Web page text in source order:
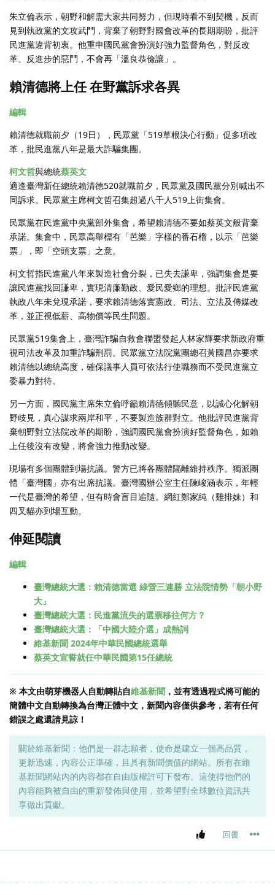
朱立倫表示，朝野和解需大家共同努力，但現時看不到契機，反而
見到執政黨的文攻武鬥，背棄了朝野對國會改革的長期期盼，批評
民進黨違背初衷。他重申國民黨會扮演好強力監督角色，對反改
革、反進步的惡鬥，不會再「溫良恭儉讓」。
賴清德將上任 在野黨訴求各異
編輯
賴清德就職前夕（19日），民眾黨「519草根決心行動」促多項改
革，批民進黨八年是最大詐騙集團。
柯文哲與總統蔡英文
適逢臺灣新任總統賴清德520就職前夕，民眾黨及國民黨分別喊出不
同訴求。民眾黨主席柯文哲召集超過八千人519上街集會。
民眾黨在民進黨中央黨部外集會，希望賴清德不要如蔡英文般背棄
承諾。集會中，民眾高舉標有「芭樂」字樣的番石榴，以示「芭樂
票」，即「空頭支票」之意。
柯文哲指民進黨八年來製造社會分裂，已失去謙卑，強調集會是要
讓民進黨找回謙卑，實現清廉勤政、愛民愛鄉的理想。批評民進黨
執政八年未兌現承諾，要求賴清德落實憲政、司法、立法及傳媒改
革，並正視低薪、高物價等民生問題。
民眾黨519集會上，臺灣詐騙自救會聯盟發起人林家輝要求新政府重
視司法改革及加重詐騙刑罰。民眾黨立法院黨團總召黃國昌亦要求
賴清德以總統高度，確保議事人員可依法行使職務而不受民進黨立
委暴力對待。
另一方面，國民黨主席朱立倫呼籲賴清德傾聽民意，以誠心化解朝
野歧見，真心謀求兩岸和平，不要製造族群對立。他批評民進黨背
棄朝野對立法院改革的期盼，強調國民黨會扮演好監督角色，如賴
上任後沒有改變，將會強力推動改變。
現場有多個團體到場抗議。警方已將各團體隔離維持秩序。獨派團
體「臺灣國」亦有出席抗議。臺灣國辦公室主任陳峻涵表示，年輕
一代是臺灣的希望，但有時會盲目追隨。網紅鄭家純（雞排妹）和
四叉貓亦到場互動。
伸延閱讀
編輯
臺灣總統大選：賴清德當選 綠營三連勝 立法院情勢「朝小野
大」
臺灣總統大選：民進黨流失的選票移往何方？
臺灣總統大選：「中國大陸介選」成熱詞
維基新聞 2024年中華民國總統選舉
蔡英文宣誓就任中華民國第15任總統
※ 本文由萌芽機器人自動轉貼自維基新聞 ，並有透過程式將可能的
簡體中文自動轉換為台灣正體中文，新聞內容僅供參考，若有任何
錯誤之處還請見諒！
關於維基新聞：他們是一群志願者，使命是建立一個高品質，
更新迅速，內容公正準確，且具有新聞價值的網站。所有在維
基新聞網站內的內容都在自由版權許可下發布。這使得他們的
內容能夠被自由的重新發佈與使用，並希望對全球數位資訊共
享做出貢獻。
回覆